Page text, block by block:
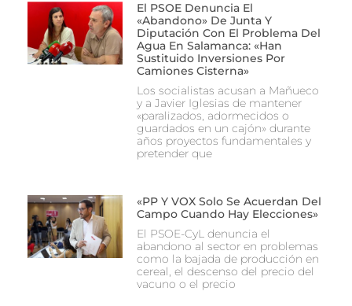
El PSOE Denuncia El
«abandono» De Junta Y
Diputación Con El Problema Del
Agua En Salamanca: «Han
Sustituido Inversiones Por
Camiones Cisterna»
Los socialistas acusan a Mañueco
y a Javier Iglesias de mantener
«paralizados, adormecidos o
guardados en un cajón» durante
años proyectos fundamentales y
pretender que
«PP Y VOX Solo Se Acuerdan Del
Campo Cuando Hay Elecciones»
El PSOE-CyL denuncia el
abandono al sector en problemas
como la bajada de producción en
cereal, el descenso del precio del
vacuno o el precio